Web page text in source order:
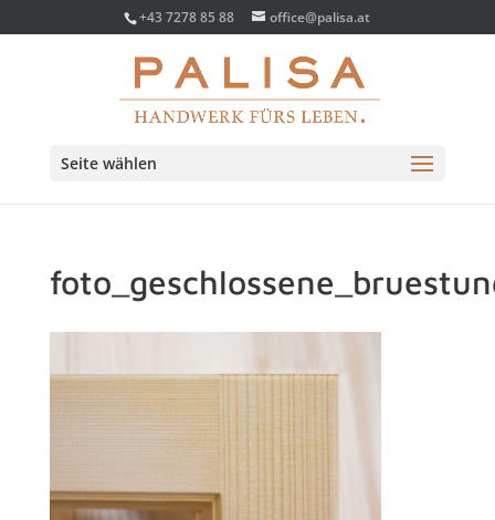
+43 7278 85 88 office@palisa.at
Seite wählen